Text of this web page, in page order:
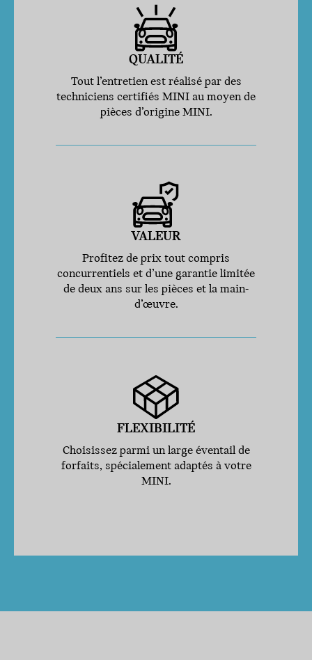
QUALITÉ
Tout l’entretien est réalisé par des
techniciens certifiés MINI au moyen de
pièces d’origine MINI.
VALEUR
Profitez de prix tout compris
concurrentiels et d’une garantie limitée
de deux ans sur les pièces et la main-
d’œuvre.
FLEXIBILITÉ
Choisissez parmi un large éventail de
forfaits, spécialement adaptés à votre
MINI.